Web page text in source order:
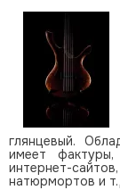
глянцевый.
имеет
интернет-
натюрмортов и